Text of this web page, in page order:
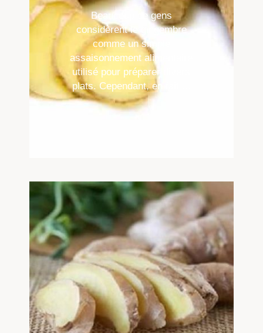
Beaucoup de gens
considèrent le gingembre
comme un simple
assaisonnement alimentaire
utilisé pour préparer divers
plats. Cependant, en fait ...